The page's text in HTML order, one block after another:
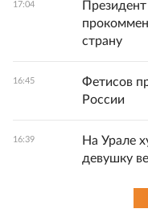
17:04
страну
16:45
Фетисов
России
16:39
На Урале
девушку